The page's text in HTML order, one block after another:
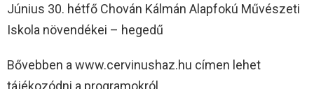
Június 30. hétfő Chován Kálmán Alapfokú Művészeti
Iskola növendékei – hegedű
Bővebben a www.cervinushaz.hu címen lehet
tájékozódni a programokról.